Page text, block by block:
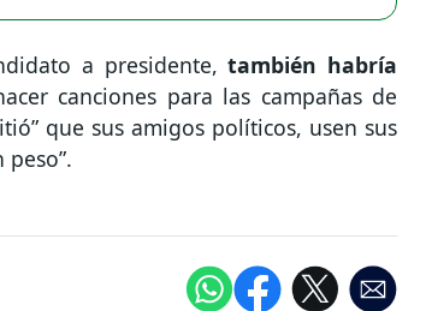
a presidente,también habría
canciones para las campañas de
que sus amigos políticos, usen sus